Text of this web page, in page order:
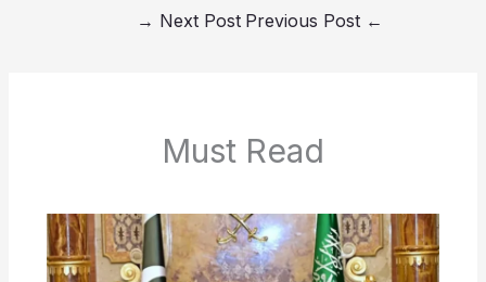
←
Next Post
→
Must Read